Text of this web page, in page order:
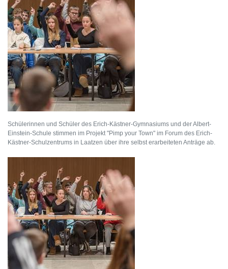
Schülerinnen und Schüler des Erich-Kästner-Gymnasiums und der Albert-
Einstein-Schule stimmen im Projekt "Pimp your Town" im Forum des Erich-
Kästner-Schulzentrums in Laatzen über ihre selbst erarbeiteten Anträge ab.